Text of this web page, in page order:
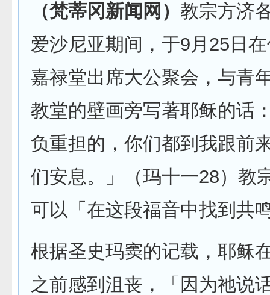
（梵蒂冈新闻网） 教宗方济
爱沙尼亚期间，于9月25日
嘉禄堂出席大公聚会，与青
教堂的壁画旁写著耶稣的话
负重担的，你们都到我跟前
们安息。」（玛十一28）教
可以「在这段福音中找到共
根据圣史玛窦的记载，耶稣
之前感到沮丧，「因为祂说